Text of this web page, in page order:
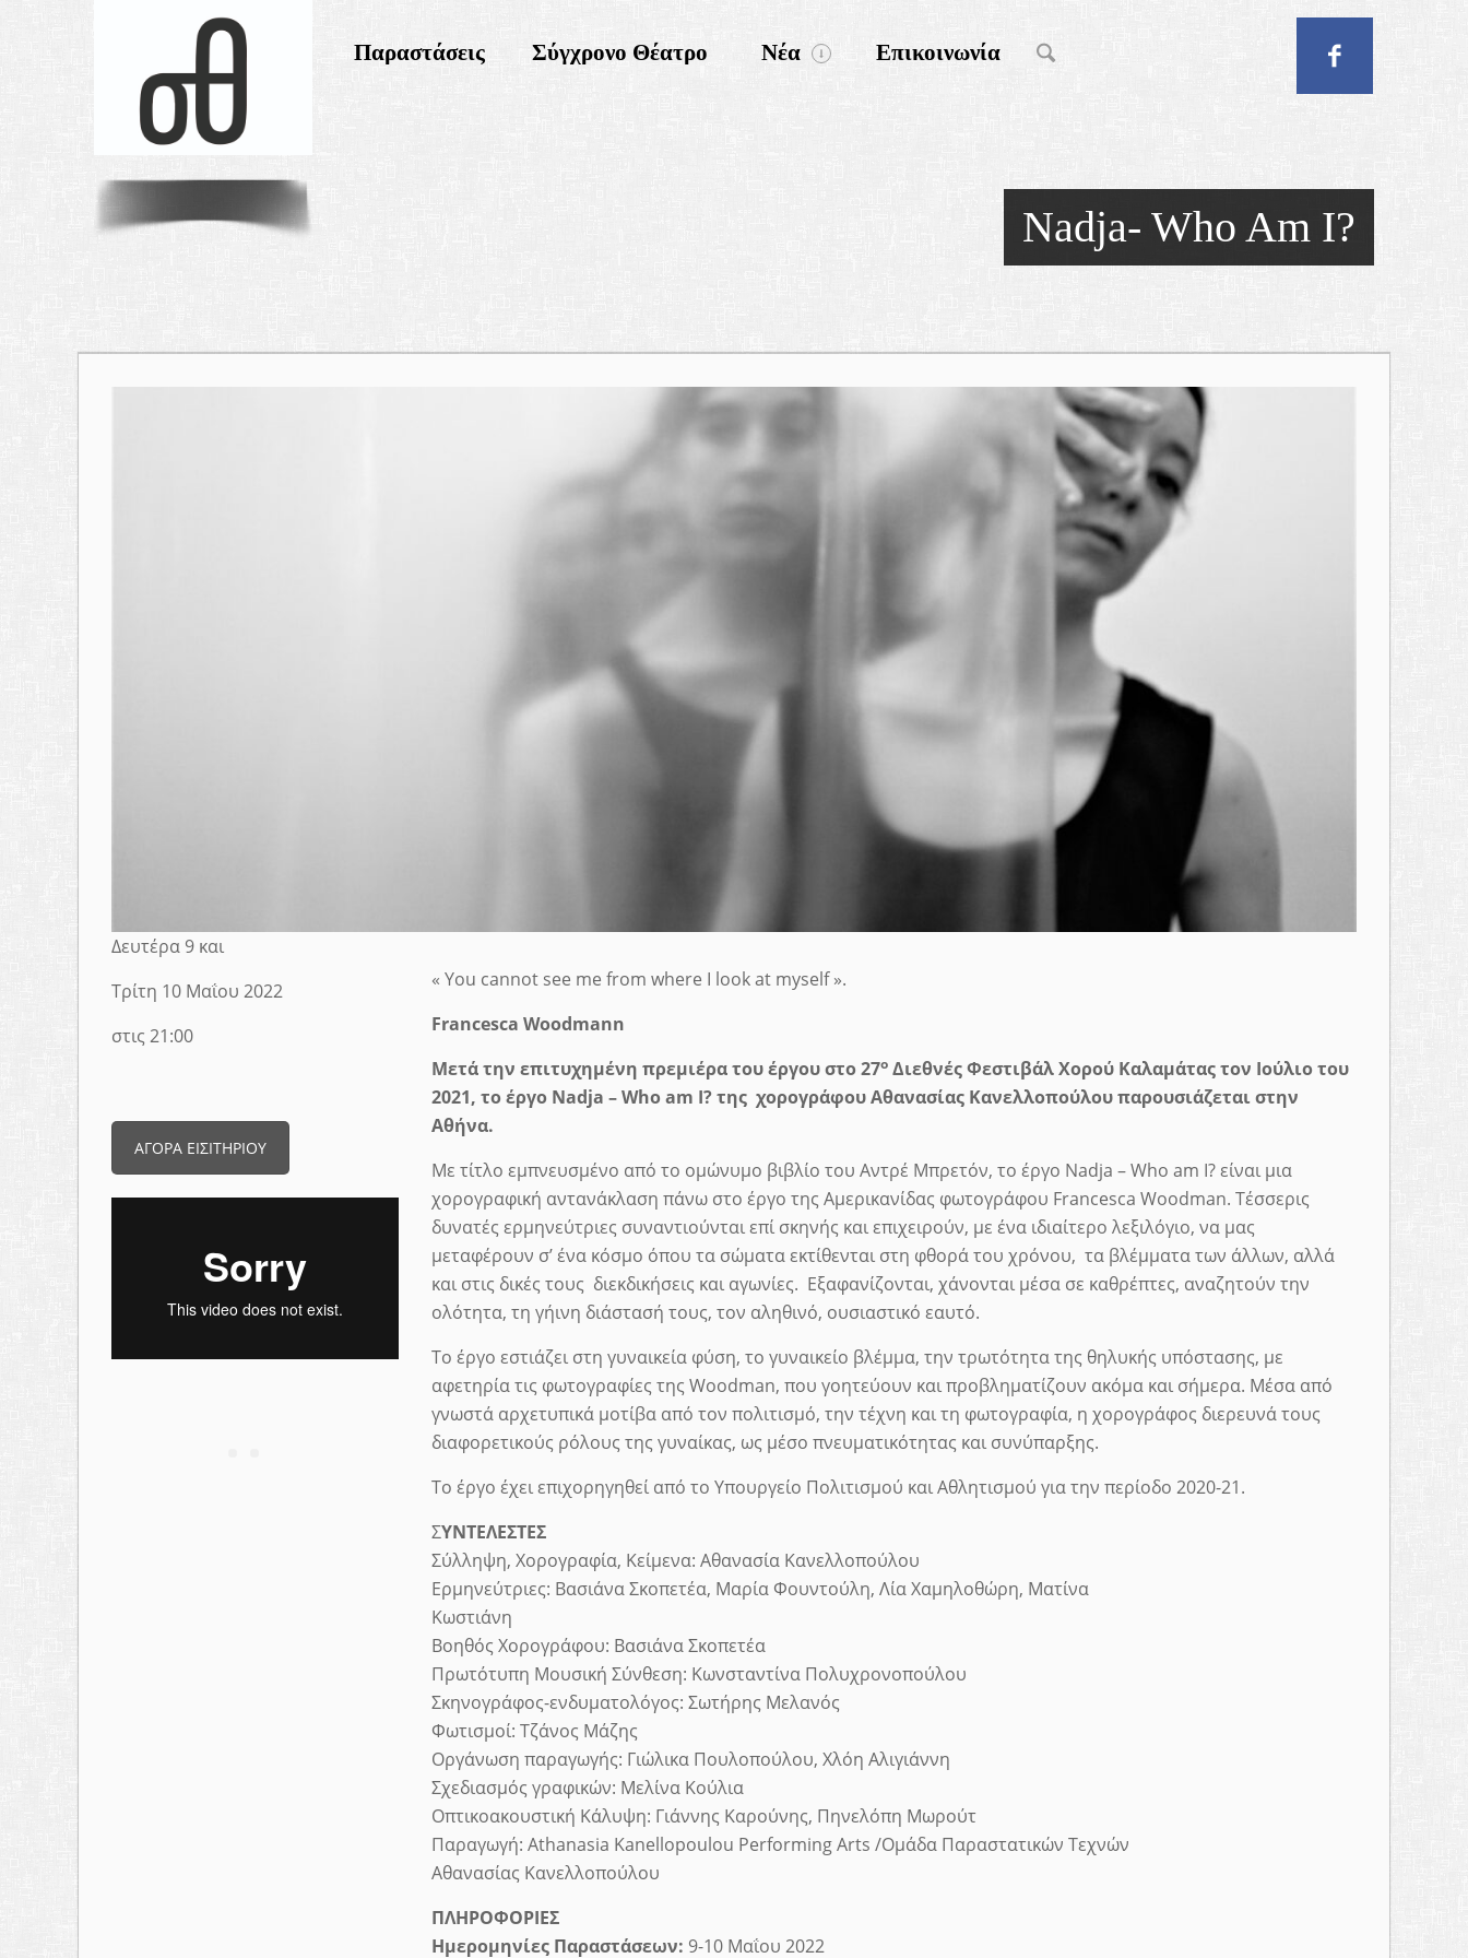
Παραστάσεις Σύγχρονο Θέατρο Νέα Επικοινωνία
Nadja- Who Am I?
Δευτέρα 9 και
Τρίτη 10 Μαΐου 2022
στις 21:00
ΑΓΟΡΑ ΕΙΣΙΤΗΡΙΟΥ
« You cannot see me from where I look at myself ».
Francesca Woodmann
Μετά την επιτυχημένη πρεμιέρα του έργου στο27ο Διεθνές Φεστιβάλ Χορού Καλαμάτας τον Ιούλιο του
2021, το έργο Nadja –Who am I?της χορογράφου Αθανασίας Κανελλοπούλου παρουσιάζεται στην
Αθήνα.
Με τίτλο εμπνευσμένο από το ομώνυμο βιβλίο του Αντρέ Μπρετόν, το έργο Nadja – Who am I?είναι μια
χορογραφική αντανάκλαση πάνω στο έργο της Αμερικανίδας φωτογράφου Francesca Woodman. Τέσσερις
δυνατές ερμηνεύτριες συναντιούνται επί σκηνής και επιχειρούν, με ένα ιδιαίτερο λεξιλόγιο, να μας
μεταφέρουν σ’ ένα κόσμο όπου τα σώματα εκτίθενται στη φθορά του χρόνου, τα βλέμματα των άλλων, αλλά
και στις δικές τους διεκδικήσεις και αγωνίες. Εξαφανίζονται, χάνονται μέσα σε καθρέπτες, αναζητούν την
ολότητα, τη γήινη διάστασή τους, τον αληθινό, ουσιαστικό εαυτό.
Το έργο εστιάζει στη γυναικεία φύση, το γυναικείο βλέμμα, την τρωτότητα της θηλυκής υπόστασης, με
αφετηρία τις φωτογραφίες της Woodman, που γοητεύουν και προβληματίζουν ακόμα και σήμερα. Μέσα από
γνωστά αρχετυπικά μοτίβα από τον πολιτισμό, την τέχνη και τη φωτογραφία, η χορογράφος διερευνά τους
διαφορετικούς ρόλους της γυναίκας, ως μέσο πνευματικότητας και συνύπαρξης.
Το έργο έχει επιχορηγηθεί από το Υπουργείο Πολιτισμού και Αθλητισμού για την περίοδο 2020-21.
ΣΥΝΤΕΛΕΣΤΕΣ
Σύλληψη, Χορογραφία, Κείμενα: Αθανασία Κανελλοπούλου
Ερμηνεύτριες: Βασιάνα Σκοπετέα, Μαρία Φουντούλη, Λία Χαμηλοθώρη, Ματίνα
Κωστιάνη
Βοηθός Χορογράφου: Βασιάνα Σκοπετέα
Πρωτότυπη Μουσική Σύνθεση: Κωνσταντίνα Πολυχρονοπούλου
Σκηνογράφος-ενδυματολόγος: Σωτήρης Μελανός
Φωτισμοί: Τζάνος Μάζης
Οργάνωση παραγωγής: Γιώλικα Πουλοπούλου, Χλόη Αλιγιάννη
Σχεδιασμός γραφικών: Μελίνα Κούλια
Οπτικοακουστική Κάλυψη: Γιάννης Καρούνης, Πηνελόπη Μωρούτ
Παραγωγή: Athanasia Kanellopoulou Performing Arts /Ομάδα Παραστατικών Τεχνών
Αθανασίας Κανελλοπούλου
ΠΛΗΡΟΦΟΡΙΕΣ
Ημερομηνίες Παραστάσεων: 9-10 Μαΐου 2022